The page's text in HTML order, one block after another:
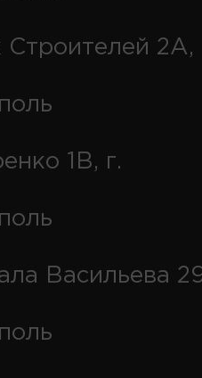
Строителей 2А,
1В, г.
Васильева